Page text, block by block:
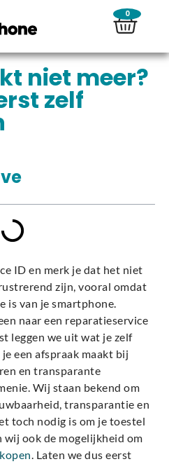
0
niet meer?
zelf
ID en merk je dat het niet
zijn, vooral omdat
is van je smartphone.
naar een reparatieservice
leggen we uit wat je zelf
een afspraak maakt bij
en transparante
Wij staan bekend om
transparantie en
toch nodig is om je toestel
ook de mogelijkheid om
. Laten we dus eerst